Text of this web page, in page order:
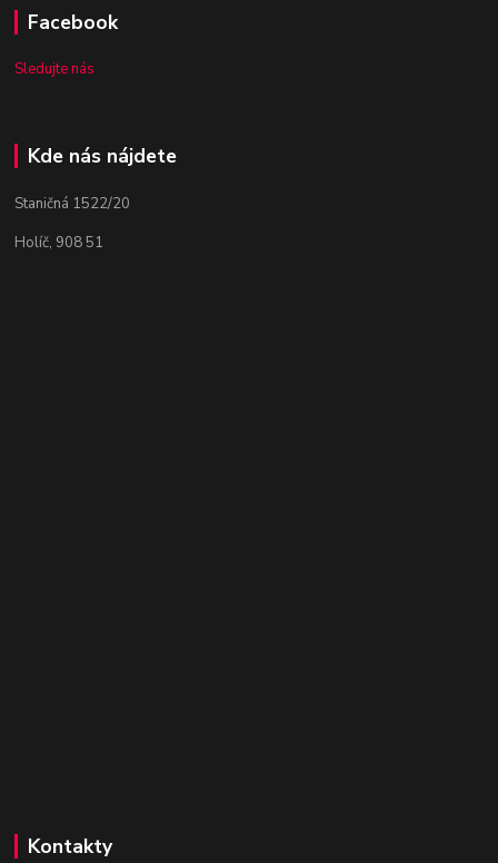
Facebook
Sledujte nás
Kde nás nájdete
Staničná 1522/20
Holíč, 908 51
Kontakty